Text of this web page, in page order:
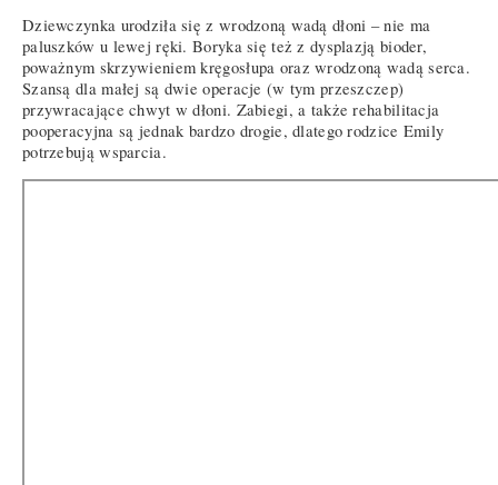
Dziewczynka urodziła się z wrodzoną wadą dłoni – nie ma
paluszków u lewej ręki. Boryka się też z dysplazją bioder,
poważnym skrzywieniem kręgosłupa oraz wrodzoną wadą serca.
Szansą dla małej są dwie operacje (w tym przeszczep)
przywracające chwyt w dłoni. Zabiegi, a także rehabilitacja
pooperacyjna są jednak bardzo drogie, dlatego rodzice Emily
potrzebują wsparcia.